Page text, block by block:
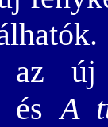
az
ésA